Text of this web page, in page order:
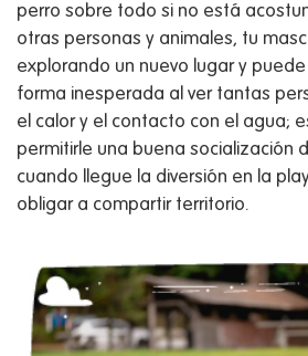
perro sobre todo si no está
otras personas y animales, tu
explorando un nuevo lugar y
forma inesperada al ver tantas
el calor y el contacto con el agua;
permitirle una buena socialización
cuando llegue la diversión en la
obligar a compartir territorio.